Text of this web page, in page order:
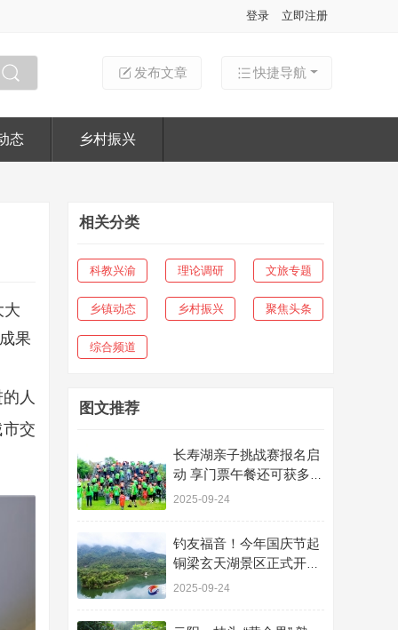
登录 立即注册
快捷导航
发布文章
态 乡村振兴
大
果
人
交
相关分类
科教兴渝 理论调研 文旅专题
乡镇动态 乡村振兴 聚焦头条
综合频道
图文推荐
长寿湖亲子挑战赛报名启
动 享门票午餐还可获多项
优惠​
2025-09-24
钓友福音！今年国庆节起
铜梁玄天湖景区正式开放
休闲垂钓
2025-09-24